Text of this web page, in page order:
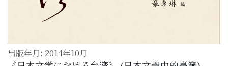
出版年月: 2014年10月